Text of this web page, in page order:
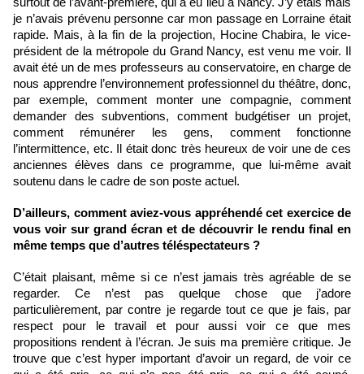
je n’avais prévenu personne car mon passage en Lorraine était
rapide. Mais, à la fin de la projection, Hocine Chabira, le vice-
président de la métropole du Grand Nancy, est venu me voir. Il
avait été un de mes professeurs au conservatoire, en charge de
nous apprendre l’environnement professionnel du théâtre, donc,
par exemple, comment monter une compagnie, comment
demander des subventions, comment budgétiser un projet,
comment rémunérer les gens, comment fonctionne
l’intermittence, etc. Il était donc très heureux de voir une de ces
anciennes élèves dans ce programme, que lui-même avait
soutenu dans le cadre de son poste actuel.
D’ailleurs, comment aviez-vous appréhendé cet exercice de
vous voir sur grand écran et de découvrir le rendu final en
même temps que d’autres téléspectateurs ?
C’était plaisant, même si ce n’est jamais très agréable de se
regarder. Ce n’est pas quelque chose que j’adore
particulièrement, par contre je regarde tout ce que je fais, par
respect pour le travail et pour aussi voir ce que mes
propositions rendent à l’écran. Je suis ma première critique. Je
trouve que c’est hyper important d’avoir un regard, de voir ce